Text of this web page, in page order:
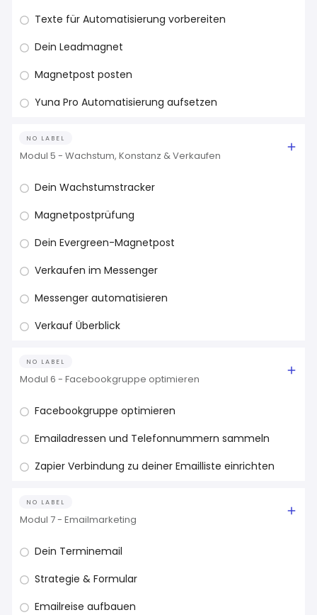
Texte für Automatisierung vorbereiten
Dein Leadmagnet
Magnetpost posten
Yuna Pro Automatisierung aufsetzen
NO LABEL
Modul 5 - Wachstum, Konstanz & Verkaufen
Dein Wachstumstracker
Magnetpostprüfung
Dein Evergreen-Magnetpost
Verkaufen im Messenger
Messenger automatisieren
Verkauf Überblick
NO LABEL
Modul 6 - Facebookgruppe optimieren
Facebookgruppe optimieren
Emailadressen und Telefonnummern sammeln
Zapier Verbindung zu deiner Emailliste einrichten
NO LABEL
Modul 7 - Emailmarketing
Dein Terminemail
Strategie & Formular
Emailreise aufbauen